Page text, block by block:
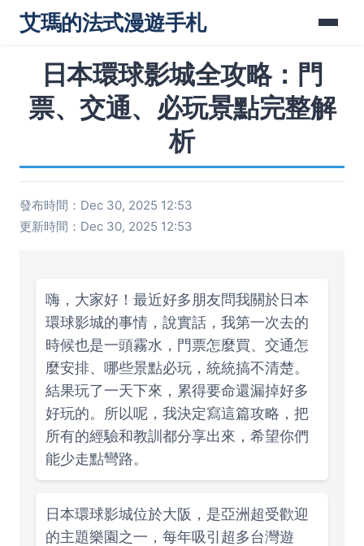
艾瑪的法式漫遊手札
日本環球影城全攻略：門
票、交通、必玩景點完整解
析
發布時間：Dec 30, 2025 12:53
更新時間：Dec 30, 2025 12:53
嗨，大家好！最近好多朋友問我關於日本
環球影城的事情，說實話，我第一次去的
時候也是一頭霧水，門票怎麼買、交通怎
麼安排、哪些景點必玩，統統搞不清楚。
結果玩了一天下來，累得要命還漏掉好多
好玩的。所以呢，我決定寫這篇攻略，把
所有的經驗和教訓都分享出來，希望你們
能少走點彎路。
日本環球影城位於大阪，是亞洲超受歡迎
的主題樂園之一，每年吸引超多台灣遊